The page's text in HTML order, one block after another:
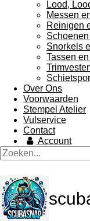
Lood,
Messen
Reinigen
Snorkels
Tassen
Over Ons
Voorwaarden
Stempel Atelier
Vulservice
Contact
Account